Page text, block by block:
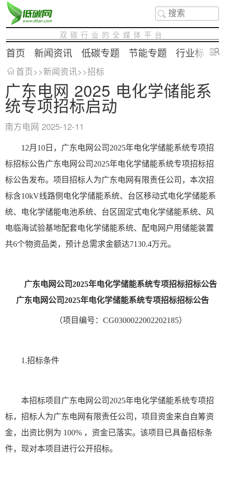
双碳行业的全媒体平台
首页 新闻资讯 低碳专题 节能专题 行业标准
首页>>新闻资讯>>招标
广东电网 2025 电化学储能系
统专项招标启动
南方电网 2025-12-11
12月10日，广东电网公司2025年电化学储能系统专项招
标招标公告广东电网公司2025年电化学储能系统专项招标招
标公告发布。项目招标人为广东电网有限责任公司，本次招
标含10kV线路侧电化学储能系统、台区移动式电化学储能系
统、电化学储能电池系统、台区固定式电化学储能系统、风
电临海试验基地配套电化学储能系统、配电网户用储能装置
共6个物资品类，预计总需求金额达7130.4万元。
广东电网公司2025年电化学储能系统专项招标招标公告
广东电网公司2025年电化学储能系统专项招标招标公告
（项目编号：CG0300022002202185）
1.招标条件
本招标项目广东电网公司2025年电化学储能系统专项招
标，招标人为广东电网有限责任公司，项目资金来自自筹资
金，出资比例为 100% ，资金已落实。该项目已具备招标条
件，现对本项目进行公开招标。